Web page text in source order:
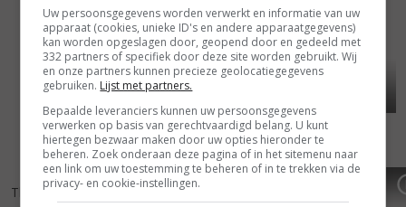
5,9
The Hollars (2016)
Uw persoonsgegevens worden verwerkt en informatie van uw
apparaat (cookies, unieke ID's en andere apparaatgegevens)
kan worden opgeslagen door, geopend door en gedeeld met
332 partners of specifiek door deze site worden gebruikt. Wij
en onze partners kunnen precieze geolocatiegegevens
gebruiken. Lijst met partners.
Bepaalde leveranciers kunnen uw persoonsgegevens
verwerken op basis van gerechtvaardigd belang. U kunt
hiertegen bezwaar maken door uw opties hieronder te
beheren. Zoek onderaan deze pagina of in het sitemenu naar
een link om uw toestemming te beheren of in te trekken via de
privacy- en cookie-instellingen.